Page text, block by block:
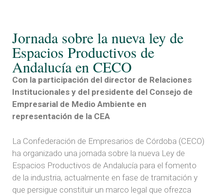
Jornada sobre la nueva ley de
Espacios Productivos de
Andalucía en CECO
Con la participación del director de Relaciones
Institucionales y del presidente del Consejo de
Empresarial de Medio Ambiente en
representación de la CEA
La Confederación de Empresarios de Córdoba (CECO)
ha organizado una jornada sobre la nueva Ley de
Espacios Productivos de Andalucía para el fomento
de la industria, actualmente en fase de tramitación y
que persigue constituir un marco legal que ofrezca